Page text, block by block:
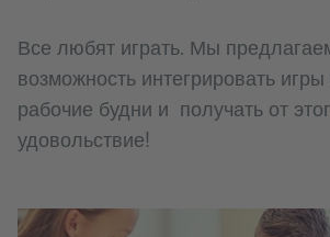
Все любят играть. Мы
возможность интегрировать
рабочие будни и получать от
удовольствие!